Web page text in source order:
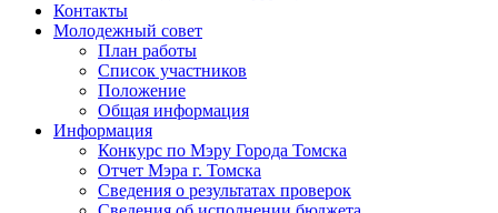
Контакты
Молодежный совет
План работы
Список участников
Положение
Общая информация
Информация
Конкурс по Мэру Города Томска
Отчет Мэра г. Томска
Сведения о результатах проверок